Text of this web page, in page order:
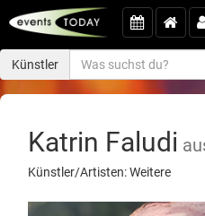
Künstler
Katrin Faludi
Künstler/Artisten: Weitere